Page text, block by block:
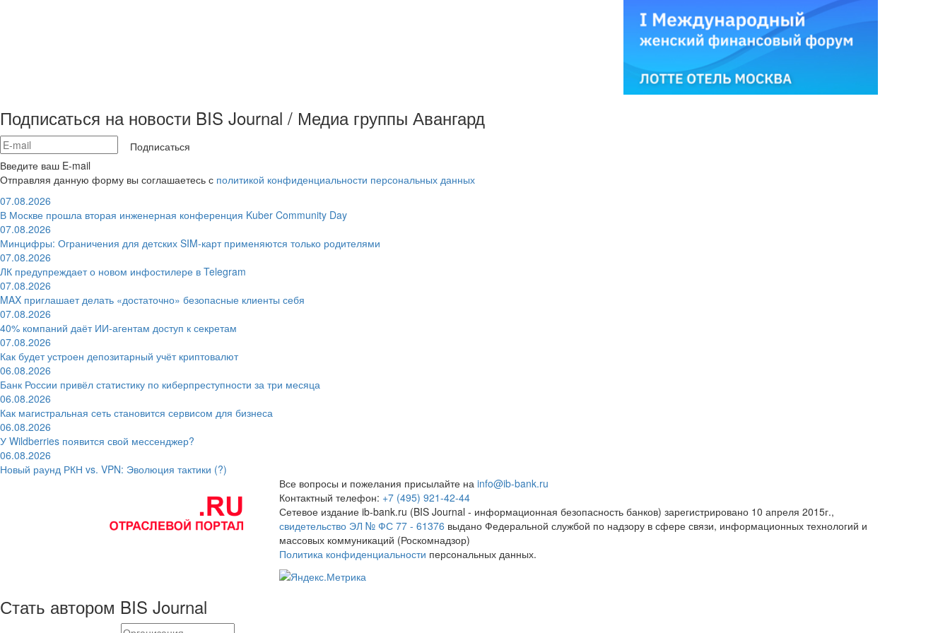
Подписаться на новости BIS Journal / Медиа группы Авангард
Подписаться
Введите ваш E-mail
Отправляя данную форму вы соглашаетесь с политикой конфиденциальности персональных данных
07.08.2026
В Москве прошла вторая инженерная конференция Kuber Community Day
07.08.2026
Минцифры: Ограничения для детских SIM-карт применяются только родителями
07.08.2026
ЛК предупреждает о новом инфостилере в Telegram
07.08.2026
MAX приглашает делать «достаточно» безопасные клиенты себя
07.08.2026
40% компаний даёт ИИ‑агентам доступ к секретам
07.08.2026
Как будет устроен депозитарный учёт криптовалют
06.08.2026
Банк России привёл статистику по киберпреступности за три месяца
06.08.2026
Как магистральная сеть становится сервисом для бизнеса
06.08.2026
У Wildberries появится свой мессенджер?
06.08.2026
Новый раунд РКН vs. VPN: Эволюция тактики (?)
Все вопросы и пожелания присылайте на info@ib-bank.ru
Контактный телефон: +7 (495) 921-42-44
Сетевое издание ib-bank.ru (BIS Journal - информационная безопасность банков) зарегистрировано 10 апреля 2015г.,
свидетельство ЭЛ № ФС 77 - 61376 выдано Федеральной службой по надзору в сфере связи, информационных технологий и
массовых коммуникаций (Роскомнадзор)
Политика конфиденциальности персональных данных.
Стать автором BIS Journal